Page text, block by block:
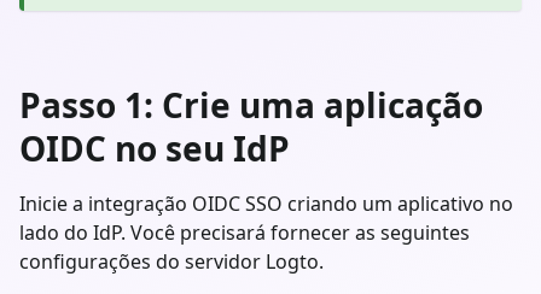
Passo 1: Crie uma aplicação
OIDC no seu IdP
Inicie a integração OIDC SSO criando um aplicativo no
lado do IdP. Você precisará fornecer as seguintes
configurações do servidor Logto.